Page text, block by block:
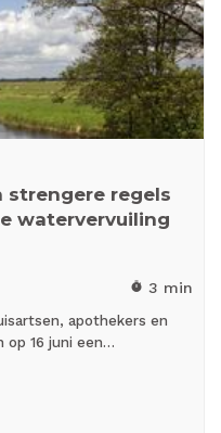
strengere regels
watervervuiling
timer 3 min
apothekers en
op 16 juni een…